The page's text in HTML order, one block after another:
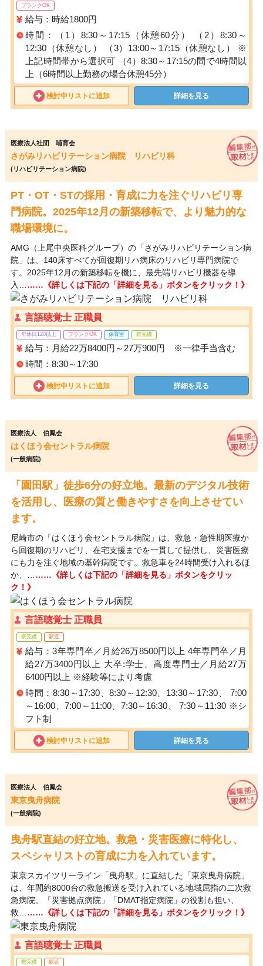
ブランクOK
給与：時給1800円
時間：（1）8:30～17:15（休憩60分） （2）8:30～
12:30（休憩なし） （3）13:00～17:15（休憩なし） ※
上記時間帯から選択可 （4）8:30～17:15の間で4時間以
上（6時間以上勤務の場合休憩45分）
検討中リストに追加 詳細を見る
医療法人社団 哺育会
さがみリハビリテーション病院 リハビリ科
(リハビリテーション病院)
PT・OT・STの採用・育成に力を注ぐリハビリ専
門病院。2025年12月の新築移転で、より魅力的な
職場環境に。
AMG（上尾中央医科グループ）の「さがみリハビリテーション病
院」は、140床すべてが回復期リハ病床のリハビリ専門病院で
す。2025年12月の新築移転を機に、最先端リハビリ機器を導
入… ……《詳しくは下記の「詳細を見る」ボタンをクリック！》
言語聴覚士 正職員
年休日120以上 ブランクOK 保育室 寮完備
給与：月給22万8400円～27万900円 ※一律手当含む
時間：8:30～17:30
検討中リストに追加 詳細を見る
医療法人 伯鳳会
はくほう会セントラル病院
(一般病院)
「園田駅」徒歩6分の好立地。最新のデジタル技術
を活用し、医療の質と働きやすさを向上させてい
ます。
尼崎市の「はくほう会セントラル病院」は、救急・急性期医療か
ら回復期のリハビリ、在宅支援までを一貫して提供し、災害医療
にも力を注ぐ地域の基幹病院です。救急車を24時間受け入れるほ
か、… ……《詳しくは下記の「詳細を見る」ボタンをクリッ
ク！》
言語聴覚士 正職員
寮完備 駅近
給与：3年専門卒／月給26万8500円以上 4年専門卒／月
給27万3400円以上 大卒:学士、高度専門士／月給27万
6400円以上 ※経験等により考慮
時間：8:30～17:30、8:30～12:30、13:30～17:30、 7:00
～16:00、7:00～11:00、7:30～16:30、 7:30～11:30 ※シ
フト制
検討中リストに追加 詳細を見る
医療法人 伯鳳会
東京曳舟病院
(一般病院)
曳舟駅直結の好立地。救急・災害医療に特化し、
スペシャリストの育成に力を入れています。
東京スカイツリーライン「曳舟駅」に直結した「東京曳舟病院」
は、年間約8000台の救急搬送を受け入れている地域屈指の二次救
急病院。「災害拠点病院」「DMAT指定病院」の役割も担い、
救… ……《詳しくは下記の「詳細を見る」ボタンをクリック！》
言語聴覚士 正職員
寮完備 駅近